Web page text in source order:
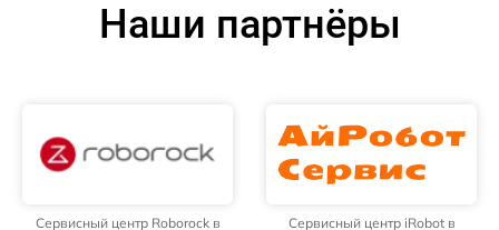
Наши партнёры
Сервисный центр Roborock в
Сервисный центр iRobot в